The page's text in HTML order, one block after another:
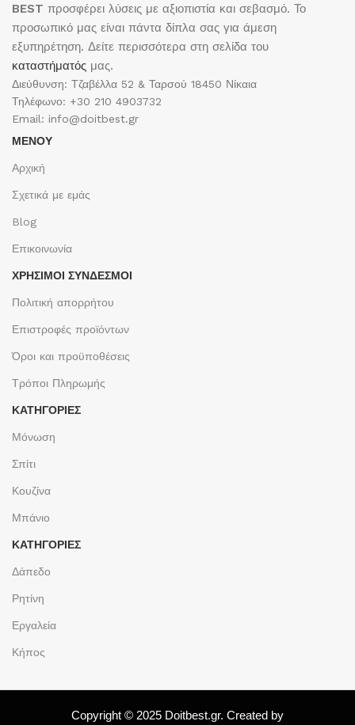
BEST προσφέρει λύσεις με αξιοπιστία και σεβασμό. Το
προσωπικό μας είναι πάντα δίπλα σας για άμεση
εξυπηρέτηση. Δείτε περισσότερα στη σελίδα του
καταστήματός μας.
Διεύθυνση: Τζαβέλλα 52 & Ταρσού 18450 Νίκαια
Τηλέφωνο: +30 210 4903732
Email: info@doitbest.gr
ΜΕΝΟΥ
Αρχική
Σχετικά με εμάς
Blog
Επικοινωνία
ΧΡΉΣΙΜΟΙ ΣΎΝΔΕΣΜΟΙ
Πολιτική απορρήτου
Επιστροφές προϊόντων
Όροι και προϋποθέσεις
Τρόποι Πληρωμής
ΚΑΤΗΓΟΡΙΕΣ
Μόνωση
Σπίτι
Κουζίνα
Μπάνιο
ΚΑΤΗΓΟΡΙΕΣ
Δάπεδο
Ρητίνη
Εργαλεία
Κήπος
Copyright © 2025 Doitbest.gr. Created by